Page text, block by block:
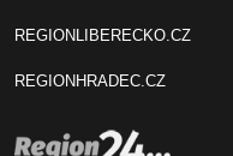
REGIONLIBERECKO.CZ
REGIONHRADEC.CZ